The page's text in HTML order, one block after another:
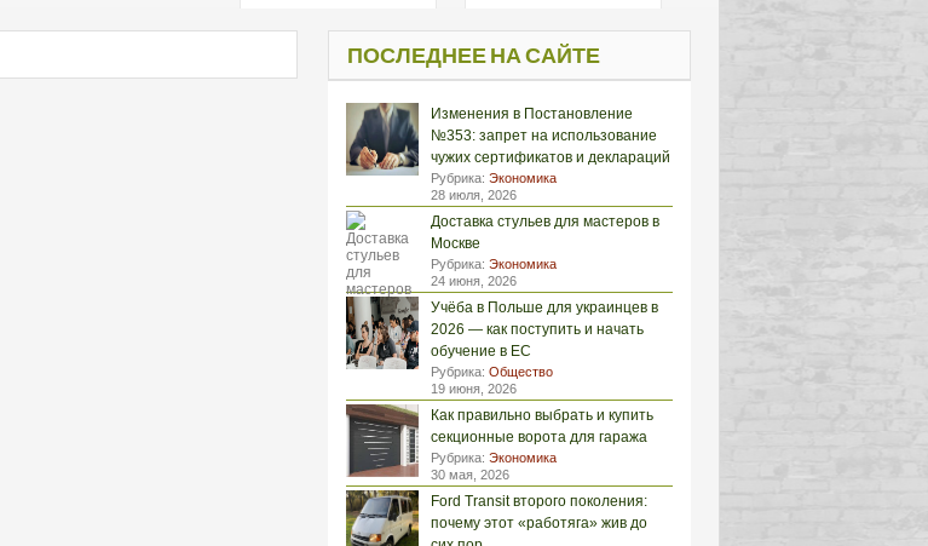
ПОСЛЕДНЕЕ НА САЙТЕ
Изменения в Постановление
№353: запрет на использование
чужих сертификатов и деклараций
Рубрика: Экономика
28 июля, 2026
Доставка стульев для мастеров в
Москве
Рубрика: Экономика
24 июня, 2026
Учёба в Польше для украинцев в
2026 — как поступить и начать
обучение в ЕС
Рубрика: Общество
19 июня, 2026
Как правильно выбрать и купить
секционные ворота для гаража
Рубрика: Экономика
30 мая, 2026
Ford Transit второго поколения:
почему этот «работяга» жив до